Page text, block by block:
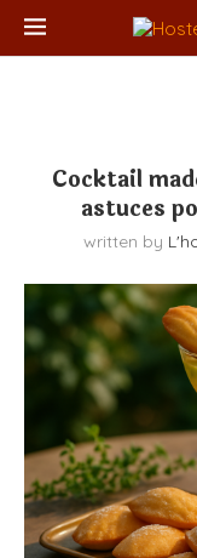
Cocktail
astuces
written by